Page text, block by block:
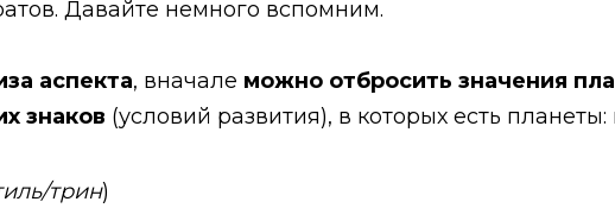
Давайте немного вспомним.
аспекта, вначале можно отбросить значения
знаков (условий развития), в которых есть
трин)